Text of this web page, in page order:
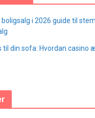
boligsalg i 2026 guide til
til din sofa: Hvordan casino